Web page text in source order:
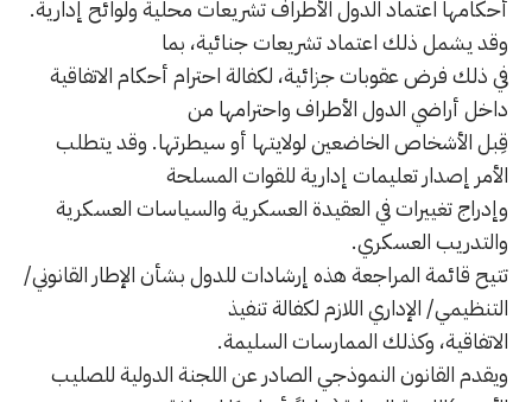
أحكامها اعتماد الدول الأطراف تشريعات محلية ولوائح إدارية.
وقد يشمل ذلك اعتماد تشريعات جنائية، بما
في ذلك فرض عقوبات جزائية، لكفالة احترام أحكام الاتفاقية
داخل أراضي الدول الأطراف واحترامها من
قِبل الأشخاص الخاضعين لولايتها أو سيطرتها. وقد يتطلب
الأمر إصدار تعليمات إدارية للقوات المسلحة
وإدراج تغييرات في العقيدة العسكرية والسياسات العسكرية
والتدريب العسكري.
تتيح قائمة المراجعة هذه إرشادات للدول بشأن الإطار القانوني/
التنظيمي/ الإداري اللازم لكفالة تنفيذ
الاتفاقية، وكذلك الممارسات السليمة.
ويقدم القانون النموذجي الصادر عن اللجنة الدولية للصليب